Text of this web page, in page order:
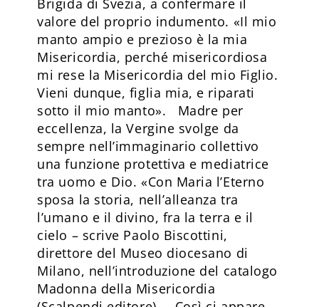
Brigida di Svezia, a confermare il
valore del proprio indumento. «Il mio
manto ampio e prezioso è la mia
Misericordia, perché misericordiosa
mi rese la Misericordia del mio Figlio.
Vieni dunque, figlia mia, e riparati
sotto il mio manto». Madre per
eccellenza, la Vergine svolge da
sempre nell’immaginario collettivo
una funzione protettiva e mediatrice
tra uomo e Dio. «Con Maria l’Eterno
sposa la storia, nell’alleanza tra
l’umano e il divino, fra la terra e il
cielo – scrive Paolo Biscottini,
direttore del Museo diocesano di
Milano, nell’introduzione del catalogo
Madonna della Misericordia